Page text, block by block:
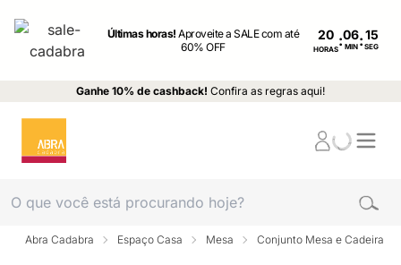
Últimas horas!Aproveite a SALE com até
60% OFF
20
HORAS: MIN : SEG
Ganhe 10% de cashback! Confira as regras aqui!
Abra Cadabra Espaço Casa Mesa Conjunto Mesa e Cadeira